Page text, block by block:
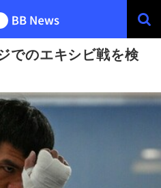
でのエキシビ戦を検